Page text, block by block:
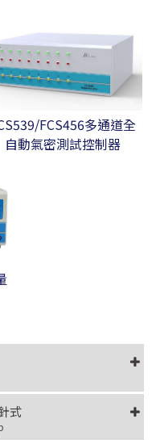
式
FCS456多通道全
自動氣密測試控制器